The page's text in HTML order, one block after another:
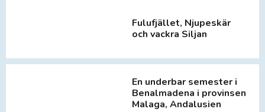
Fulufjället, Njupeskär
och vackra Siljan
En underbar semester i
Benalmadena i provinsen
Malaga, Andalusien